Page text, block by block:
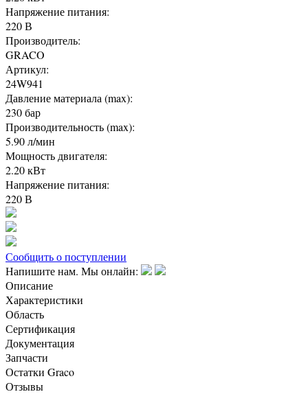
Напряжение питания:
220 В
Производитель:
GRACO
Артикул:
24W941
Давление материала (max):
230 бар
Производительность (max):
5.90 л/мин
Мощность двигателя:
2.20 кВт
Напряжение питания:
220 В
Сообщить о поступлении
Напишите нам. Мы онлайн:
Описание
Характеристики
Область
Сертификация
Документация
Запчасти
Остатки Graco
Отзывы